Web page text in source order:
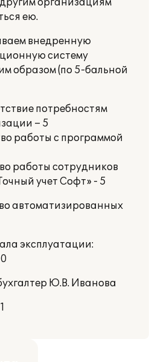
организациям
ею.
внедренную
систему
образом (по 5-бальной
потребностям
– 5
работы с программой
работы сотрудников
учет Софт» - 5
автоматизированных
эксплуатации:
Ю.В. Иванова